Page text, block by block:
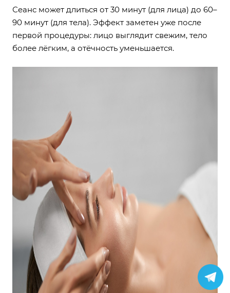
Сеанс может длиться от 30 минут (для лица) до 60–
90 минут (для тела). Эффект заметен уже после
первой процедуры: лицо выглядит свежим, тело
более лёгким, а отёчность уменьшается.